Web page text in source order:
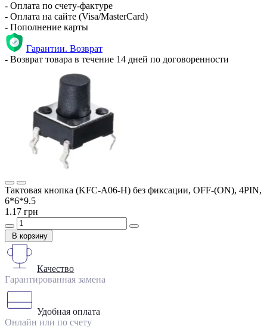
- Оплата по счету-фактуре
- Оплата на сайте (Visa/MasterCard)
- Пополнение карты
Гарантии. Возврат
- Возврат товара в течение 14 дней по договоренности
Тактовая кнопка (KFC-A06-H) без фиксации, OFF-(ON), 4PIN,
6*6*9.5
1.17 грн
В корзину
Качество
Гарантированная замена
Удобная оплата
Онлайн или по счету